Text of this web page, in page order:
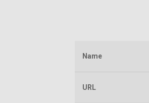
Name
URL